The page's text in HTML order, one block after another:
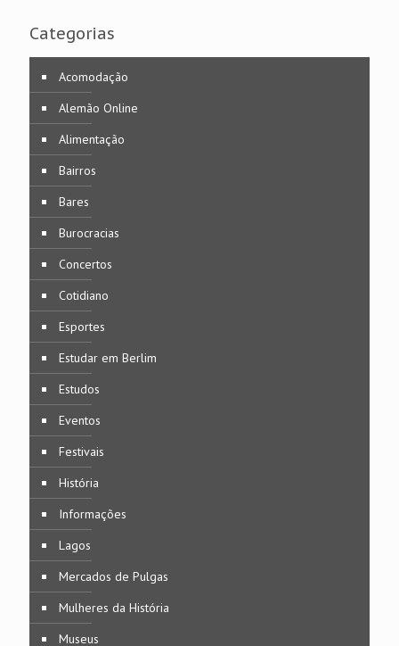
Categorias
Acomodação
Alemão Online
Alimentação
Bairros
Bares
Burocracias
Concertos
Cotidiano
Esportes
Estudar em Berlim
Estudos
Eventos
Festivais
História
Informações
Lagos
Mercados de Pulgas
Mulheres da História
Museus